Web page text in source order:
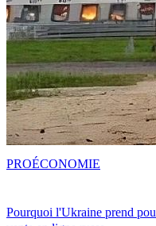
Pourquoi l'Ukraine prend
PROÉCONOMIE